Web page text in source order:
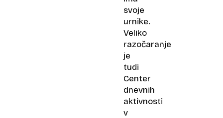
svoje
urnike.
Veliko
razočaranje
je
tudi
Center
dnevnih
aktivnosti
v